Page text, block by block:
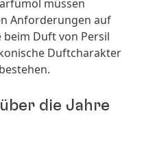
müssen
Anforderungen auf
Duft von Persil
Duftcharakter
die Jahre